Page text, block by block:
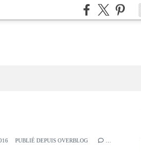
PUBLIÉ DEPUIS OVERBLOG